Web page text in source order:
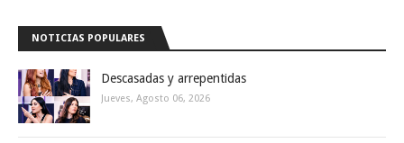
NOTICIAS POPULARES
Descasadas y arrepentidas
Jueves, Agosto 06, 2026